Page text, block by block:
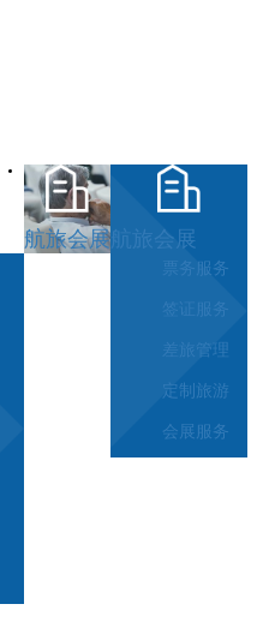
航旅会展航旅会展
票务服务
签证服务
差旅管理
定制旅游
会展服务